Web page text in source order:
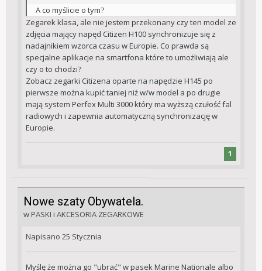
A co myślicie o tym?
Zegarek klasa, ale nie jestem przekonany czy ten model ze
zdjęcia mający napęd Citizen H100 synchronizuje się z
nadajnikiem wzorca czasu w Europie. Co prawda są
specjalne aplikacje na smartfona które to umożliwiają ale
czy o to chodzi?
Zobacz zegarki Citizena oparte na napędzie H145 po
pierwsze można kupić taniej niż w/w model a po drugie
mają system Perfex Multi 3000 który ma wyższą czułość fal
radiowych i zapewnia automatyczną synchronizację w
Europie.
1
Nowe szaty Obywatela.
w PASKI i AKCESORIA ZEGARKOWE
Napisano 25 Stycznia
Myślę że można go "ubrać" w pasek Marine Nationale albo